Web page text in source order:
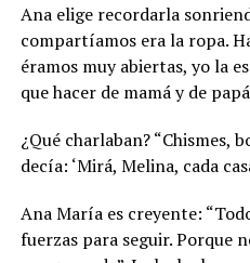
Ana elige recordarla
compartíamos era la ropa.
éramos muy abiertas, yo la
que hacer de mamá y de
¿Qué charlaban? “Chismes,
decía: ‘Mirá, Melina, cada
Ana María es creyente:
fuerzas para seguir. Porque